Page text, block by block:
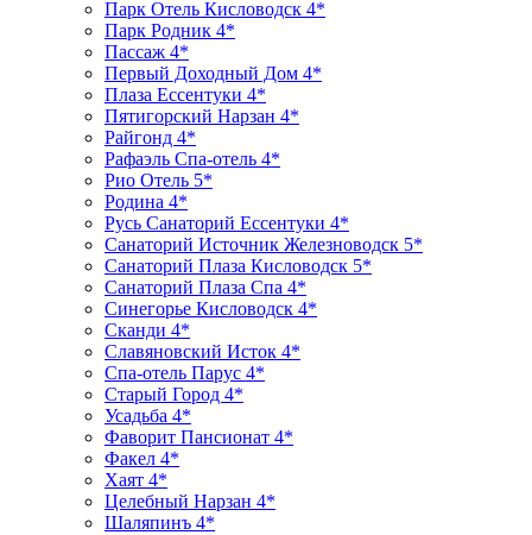
Парк Отель Кисловодск 4*
Парк Родник 4*
Пассаж 4*
Первый Доходный Дом 4*
Плаза Ессентуки 4*
Пятигорский Нарзан 4*
Райгонд 4*
Рафаэль Спа-отель 4*
Рио Отель 5*
Родина 4*
Русь Санаторий Ессентуки 4*
Санаторий Источник Железноводск 5*
Санаторий Плаза Кисловодск 5*
Санаторий Плаза Спа 4*
Синегорье Кисловодск 4*
Сканди 4*
Славяновский Исток 4*
Спа-отель Парус 4*
Старый Город 4*
Усадьба 4*
Фаворит Пансионат 4*
Факел 4*
Хаят 4*
Целебный Нарзан 4*
Шаляпинъ 4*